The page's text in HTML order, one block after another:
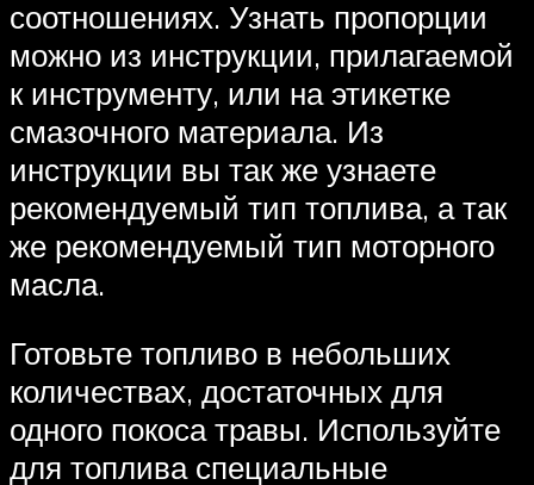
соотношениях. Узнать пропорции
можно из инструкции, прилагаемой
к инструменту, или на этикетке
смазочного материала. Из
инструкции вы так же узнаете
рекомендуемый тип топлива, а так
же рекомендуемый тип моторного
масла.
Готовьте топливо в небольших
количествах, достаточных для
одного покоса травы. Используйте
для топлива специальные